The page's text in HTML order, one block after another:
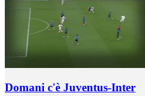
Domani c'è Juventus-Inter